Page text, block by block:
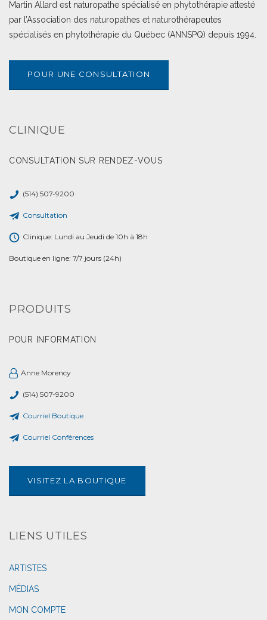
Martin Allard est naturopathe spécialisé en phytothérapie attesté
par l’Association des naturopathes et naturothérapeutes
spécialisés en phytothérapie du Québec (ANNSPQ) depuis 1994.
POUR UNE CONSULTATION
CLINIQUE
CONSULTATION SUR RENDEZ-VOUS
(514) 507-9200
Consultation
Clinique: Lundi au Jeudi de 10h à 18h
Boutique en ligne: 7/7 jours (24h)
PRODUITS
POUR INFORMATION
Anne Morency
(514) 507-9200
Courriel Boutique
Courriel Conférences
VISITEZ LA BOUTIQUE
LIENS UTILES
ARTISTES
MÉDIAS
MON COMPTE